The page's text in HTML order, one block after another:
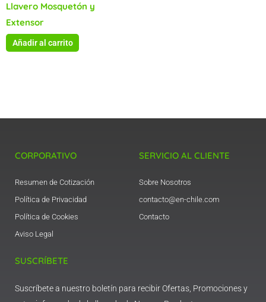
Llavero Mosquetón y
Extensor
Añadir al carrito
CORPORATIVO
Resumen de Cotización
Política de Privacidad
Política de Cookies
Aviso Legal
SERVICIO AL CLIENTE
Sobre Nosotros
contacto@en-chile.com
Contacto
SUSCRÍBETE
Suscríbete a nuestro boletín para recibir Ofertas, Promociones y